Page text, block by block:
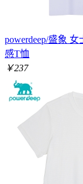
powerdeep/盛象
感T恤
￥237